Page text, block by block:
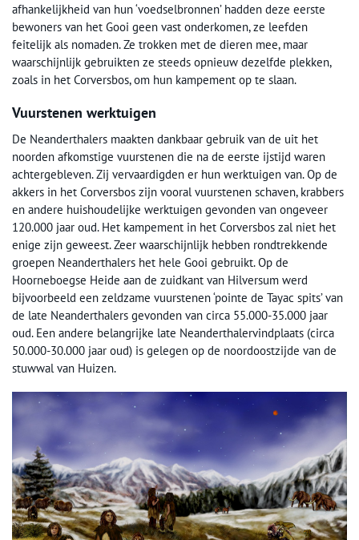
afhankelijkheid van hun ‘voedselbronnen’ hadden deze eerste
bewoners van het Gooi geen vast onderkomen, ze leefden
feitelijk als nomaden. Ze trokken met de dieren mee, maar
waarschijnlijk gebruikten ze steeds opnieuw dezelfde plekken,
zoals in het Corversbos, om hun kampement op te slaan.
Vuurstenen werktuigen
De Neanderthalers maakten dankbaar gebruik van de uit het
noorden afkomstige vuurstenen die na de eerste ijstijd waren
achtergebleven. Zij vervaardigden er hun werktuigen van. Op de
akkers in het Corversbos zijn vooral vuurstenen schaven, krabbers
en andere huishoudelijke werktuigen gevonden van ongeveer
120.000 jaar oud. Het kampement in het Corversbos zal niet het
enige zijn geweest. Zeer waarschijnlijk hebben rondtrekkende
groepen Neanderthalers het hele Gooi gebruikt. Op de
Hoorneboegse Heide aan de zuidkant van Hilversum werd
bijvoorbeeld een zeldzame vuurstenen ‘pointe de Tayac spits’ van
de late Neanderthalers gevonden van circa 55.000-35.000 jaar
oud. Een andere belangrijke late Neanderthalervindplaats (circa
50.000-30.000 jaar oud) is gelegen op de noordoostzijde van de
stuwwal van Huizen.